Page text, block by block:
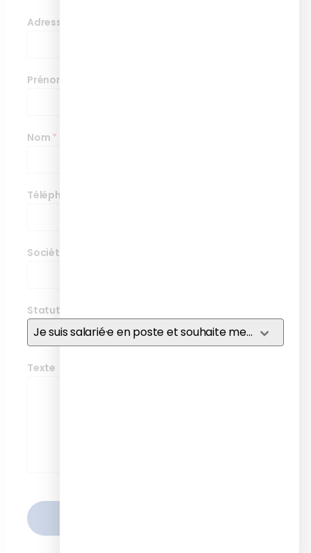
Adresse de messagerie
Prénom
Nom *
Téléphone
Société
Statut
Je suis salarié·e en poste et souhaite me former
Texte